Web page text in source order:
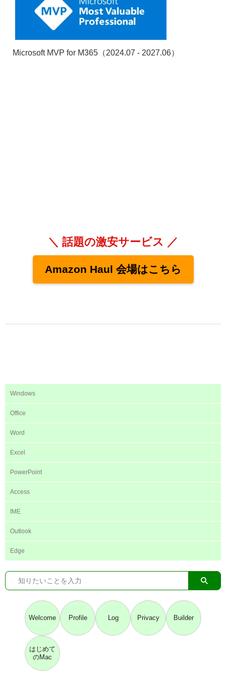
Microsoft MVP for M365（2024.07 - 2027.06）
＼ 話題の激安サービス ／
Amazon Haul 会場はこちら
Windows
Office
Word
Excel
PowerPoint
Access
IME
Outlook
Edge
Welcome Profile Log Privacy Builder
はじめて
のMac